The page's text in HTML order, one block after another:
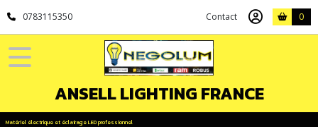
0783115350 Contact 0
ANSELL LIGHTING FRANCE
Matériel électrique et éclairage LED professionnel